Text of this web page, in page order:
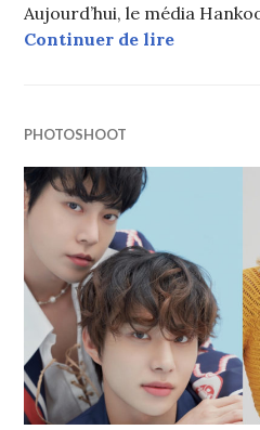
Aujourd’hui, le média
Continuer de lireLee
PHOTOSHOOT